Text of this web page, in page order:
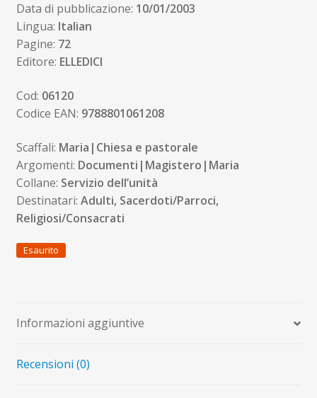
Data di pubblicazione: 10/01/2003
Lingua: Italian
Pagine: 72
Editore: ELLEDICI
Cod: 06120
Codice EAN: 9788801061208
Scaffali: Maria|Chiesa e pastorale
Argomenti: Documenti|Magistero|Maria
Collane: Servizio dell’unità
Destinatari: Adulti, Sacerdoti/Parroci,
Religiosi/Consacrati
Esaurito
Informazioni aggiuntive
Recensioni (0)